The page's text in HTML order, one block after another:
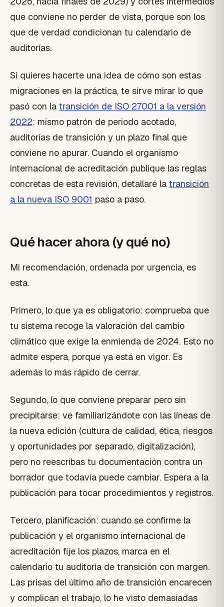
que conviene no perder de vista, porque son los
que de verdad condicionan tu calendario de
auditorías.
Si quieres hacerte una idea de cómo son estas
migraciones en la práctica, te sirve mirar lo que
pasó con la transición de ISO 27001 a la versión
2022: mismo patrón de periodo acotado,
auditorías de transición y un plazo final que
conviene no apurar. Cuando el organismo
internacional de acreditación publique las reglas
concretas de esta revisión, detallaré la transición
a la nueva ISO 9001 paso a paso.
Qué hacer ahora (y qué no)
Mi recomendación, ordenada por urgencia, es
esta.
Primero, lo que ya es obligatorio: comprueba que
tu sistema recoge la valoración del cambio
climático que exige la enmienda de 2024. Esto no
admite espera, porque ya está en vigor. Es
además lo más rápido de cerrar.
Segundo, lo que conviene preparar pero sin
precipitarse: ve familiarizándote con las líneas de
la nueva edición (cultura de calidad, ética, riesgos
y oportunidades por separado, digitalización),
pero no reescribas tu documentación contra un
borrador que todavía puede cambiar. Espera a la
publicación para tocar procedimientos y registros.
Tercero, planificación: cuando se confirme la
publicación y el organismo internacional de
acreditación fije los plazos, marca en el
calendario tu auditoría de transición con margen.
Las prisas del último año de transición encarecen
y complican el trabajo, lo he visto demasiadas